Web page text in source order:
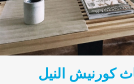
كورنيش النيل